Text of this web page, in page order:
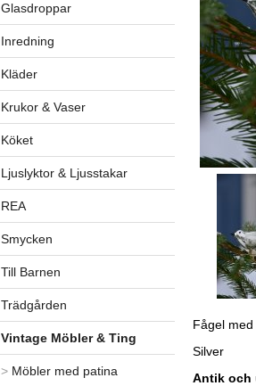
Glasdroppar
Inredning
Kläder
Krukor & Vaser
Köket
Ljuslyktor & Ljusstakar
REA
Smycken
Till Barnen
Trädgården
Vintage Möbler & Ting
> Möbler med patina
Fågel
Silver
Antik och